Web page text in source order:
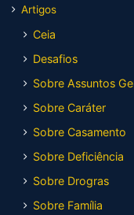
Artigos
Ceia
Desafios
Sobre Assuntos
Sobre Caráter
Sobre Casamento
Sobre Deficiência
Sobre Drogras
Sobre Família